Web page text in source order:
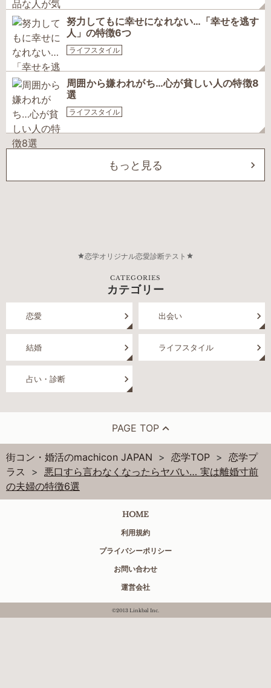
努力してもに幸せになれない…「幸せを逃す
人」の特徴6つ
ライフスタイル
周囲から嫌われがち…心が貧しい人の特徴8
選
ライフスタイル
もっと見る
恋学オリジナル恋愛診断テスト
CATEGORIES
カテゴリー
恋愛 出会い
結婚 ライフスタイル
占い・診断
PAGE TOP
街コン・婚活のmachicon JAPAN 恋学TOP
恋学プ
ラス
悪口すら言わなくなったらヤバい… 実は離婚寸前
の夫婦の特徴6選
HOME
利用規約
プライバシーポリシー
お問い合わせ
運営会社
©2013 Linkbal Inc.